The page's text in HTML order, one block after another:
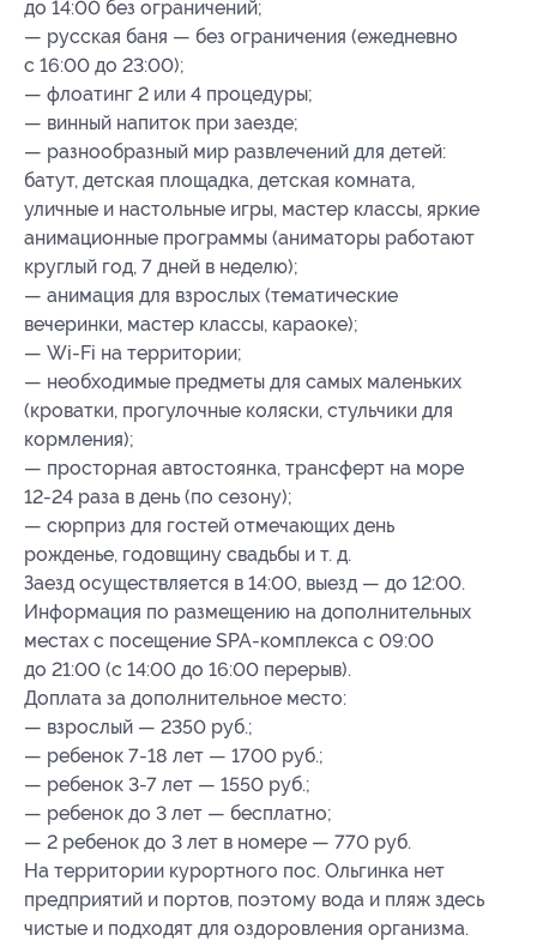
до 14:00 без ограничений;
— русская баня — без ограничения (ежедневно
с 16:00 до 23:00);
— флоатинг 2 или 4 процедуры;
— винный напиток при заезде;
— разнообразный мир развлечений для детей:
батут, детская площадка, детская комната,
уличные и настольные игры, мастер классы, яркие
анимационные программы (аниматоры работают
круглый год, 7 дней в неделю);
— анимация для взрослых (тематические
вечеринки, мастер классы, караоке);
— Wi-Fi на территории;
— необходимые предметы для самых маленьких
(кроватки, прогулочные коляски, стульчики для
кормления);
— просторная автостоянка, трансферт на море
12-24 раза в день (по сезону);
— сюрприз для гостей отмечающих день
рожденье, годовщину свадьбы и т. д.
Заезд осуществляется в 14:00, выезд — до 12:00.
Информация по размещению на дополнительных
местах с посещение SPA-комплекса с 09:00
до 21:00 (с 14:00 до 16:00 перерыв).
Доплата за дополнительное место:
— взрослый — 2350 руб.;
— ребенок 7-18 лет — 1700 руб.;
— ребенок 3-7 лет — 1550 руб.;
— ребенок до 3 лет — бесплатно;
— 2 ребенок до 3 лет в номере — 770 руб.
На территории курортного пос. Ольгинка нет
предприятий и портов, поэтому вода и пляж здесь
чистые и подходят для оздоровления организма.